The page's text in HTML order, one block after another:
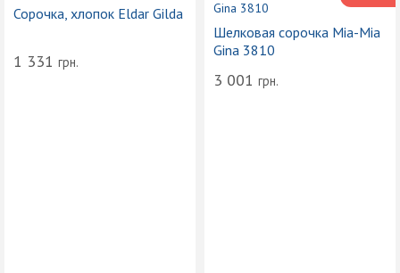
Сорочка, хлопок Eldar Gilda
1 331 грн.
Шелковая сорочка Mia-Mia
Gina 3810
3 001 грн.